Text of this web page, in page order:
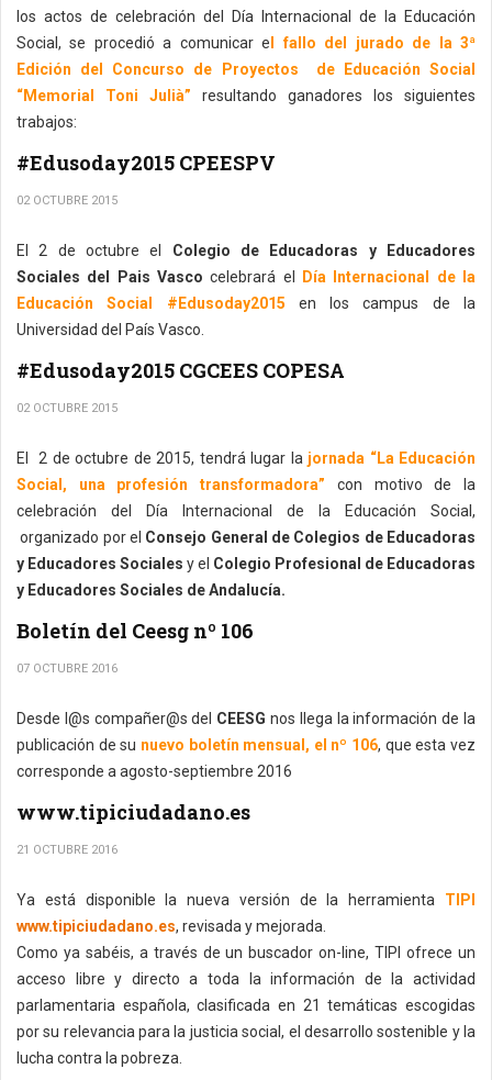
los actos de celebración del Día Internacional de la Educación
Social, se procedió a comunicar e l fallo del jurado de la 3ª
Edición del Concurso de Proyectos de Educación Social
“Memorial Toni Julià” resultando ganadores los siguientes
trabajos:
#Edusoday2015 CPEESPV
02 OCTUBRE 2015
El 2 de octubre el
Colegio de Educadoras y Educadores
Sociales del Pais Vascocelebrará el
Día Internacional de la
Educación Social #Edusoday2015 en los campus de la
Universidad del País Vasco.
#Edusoday2015 CGCEES COPESA
02 OCTUBRE 2015
El 2 de octubre de 2015, tendrá lugar la jornada “La Educación
Social, una profesión transformadora” con motivo de la
celebración del Día Internacional de la Educación Social,
organizado por el Consejo General de Colegios de Educadoras
y Educadores Sociales y el Colegio Profesional de Educadoras
y Educadores Sociales de Andalucía.
Boletín del Ceesg nº 106
07 OCTUBRE 2016
Desde l@s compañer@s del CEESGnos llega la información de la
publicación de su nuevo boletín mensual, el nº 106, que esta vez
corresponde a agosto-septiembre 2016
www.tipiciudadano.es
21 OCTUBRE 2016
Ya está disponible la nueva versión de la herramienta TIPI
www.tipiciudadano.es, revisada y mejorada.
Como ya sabéis, a través de un buscador on-line, TIPI ofrece un
acceso libre y directo a toda la información de la actividad
parlamentaria española, clasificada en 21 temáticas escogidas
por su relevancia para la justicia social, el desarrollo sostenible y la
lucha contra la pobreza.